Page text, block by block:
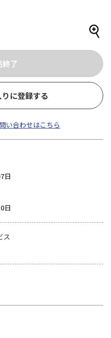
に登録する
い合わせはこちら
日
日
ス